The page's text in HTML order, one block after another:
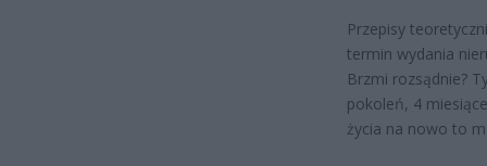
Przepisy
termin wydania
Brzmi rozsądnie?
pokoleń, 4
życia na nowo to